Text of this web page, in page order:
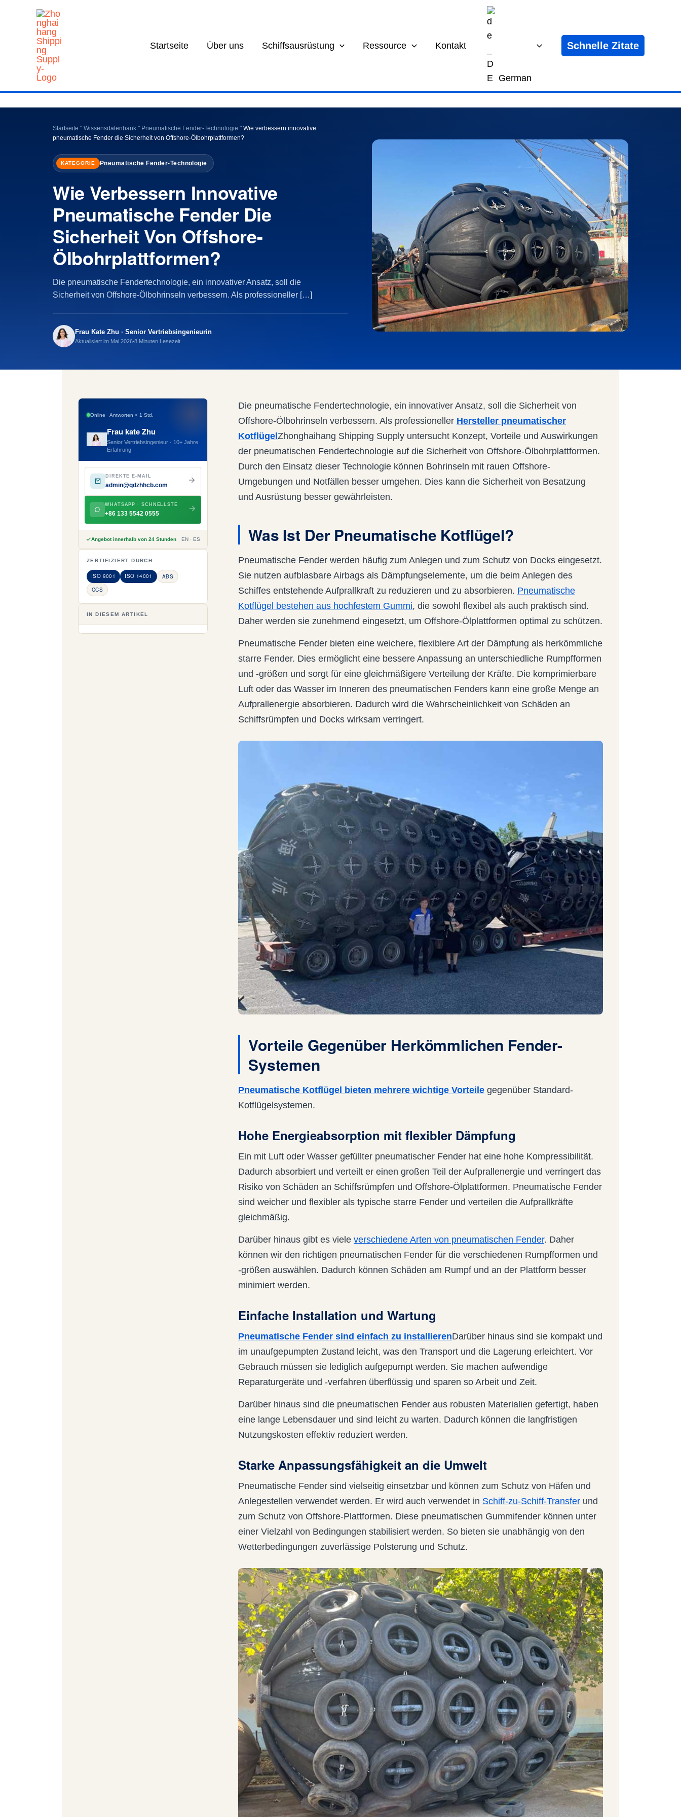
Startseite
Über uns Schiffsausrüstung Ressource Kontakt
German
Schnelle Zitate
Startseite " Wissensdatenbank " Pneumatische Fender-Technologie " Wie verbessern innovative
pneumatische Fender die Sicherheit von Offshore-Ölbohrplattformen?
KATEGORIE Pneumatische Fender-Technologie
Wie Verbessern Innovative
Pneumatische Fender Die
Sicherheit Von Offshore-
Ölbohrplattformen?
Die pneumatische Fendertechnologie, ein innovativer Ansatz, soll die
Sicherheit von Offshore-Ölbohrinseln verbessern. Als professioneller […]
Frau Kate Zhu · Senior Vertriebsingenieurin
Aktualisiert im Mai 2026 8 Minuten Lesezeit
Online · Antworten < 1 Std.
Frau kate Zhu
Senior Vertriebsingenieur · 10+ Jahre
Erfahrung
DIREKTE E-MAIL
admin@qdzhhcb.com
WHATSAPP · SCHNELLSTE
+86 133 5542 0555
Angebot innerhalb von 24 Stunden EN · ES
ZERTIFIZIERT DURCH
ISO 9001 ISO 14001
ABS
CCS
IN DIESEM ARTIKEL
Die pneumatische Fendertechnologie, ein innovativer Ansatz, soll die Sicherheit von
Offshore-Ölbohrinseln verbessern. Als professioneller Hersteller pneumatischer
Kotflügel Zhonghaihang Shipping Supply untersucht Konzept, Vorteile und Auswirkungen
der pneumatischen Fendertechnologie auf die Sicherheit von Offshore-Ölbohrplattformen.
Durch den Einsatz dieser Technologie können Bohrinseln mit rauen Offshore-
Umgebungen und Notfällen besser umgehen. Dies kann die Sicherheit von Besatzung
und Ausrüstung besser gewährleisten.
Was Ist Der Pneumatische Kotflügel?
Pneumatische Fender werden häufig zum Anlegen und zum Schutz von Docks eingesetzt.
Sie nutzen aufblasbare Airbags als Dämpfungselemente, um die beim Anlegen des
Schiffes entstehende Aufprallkraft zu reduzieren und zu absorbieren. Pneumatische
Kotflügel bestehen aus hochfestem Gummi, die sowohl flexibel als auch praktisch sind.
Daher werden sie zunehmend eingesetzt, um Offshore-Ölplattformen optimal zu schützen.
Pneumatische Fender bieten eine weichere, flexiblere Art der Dämpfung als herkömmliche
starre Fender. Dies ermöglicht eine bessere Anpassung an unterschiedliche Rumpfformen
und -größen und sorgt für eine gleichmäßigere Verteilung der Kräfte. Die komprimierbare
Luft oder das Wasser im Inneren des pneumatischen Fenders kann eine große Menge an
Aufprallenergie absorbieren. Dadurch wird die Wahrscheinlichkeit von Schäden an
Schiffsrümpfen und Docks wirksam verringert.
Vorteile Gegenüber Herkömmlichen Fender-
Systemen
Pneumatische Kotflügel bieten mehrere wichtige Vorteile gegenüber Standard-
Kotflügelsystemen.
Hohe Energieabsorption mit flexibler Dämpfung
Ein mit Luft oder Wasser gefüllter pneumatischer Fender hat eine hohe Kompressibilität.
Dadurch absorbiert und verteilt er einen großen Teil der Aufprallenergie und verringert das
Risiko von Schäden an Schiffsrümpfen und Offshore-Ölplattformen. Pneumatische Fender
sind weicher und flexibler als typische starre Fender und verteilen die Aufprallkräfte
gleichmäßig.
Darüber hinaus gibt es viele verschiedene Arten von pneumatischen Fender. Daher
können wir den richtigen pneumatischen Fender für die verschiedenen Rumpfformen und
-größen auswählen. Dadurch können Schäden am Rumpf und an der Plattform besser
minimiert werden.
Einfache Installation und Wartung
Pneumatische Fender sind einfach zu installierenDarüber hinaus sind sie kompakt und
im unaufgepumpten Zustand leicht, was den Transport und die Lagerung erleichtert. Vor
Gebrauch müssen sie lediglich aufgepumpt werden. Sie machen aufwendige
Reparaturgeräte und -verfahren überflüssig und sparen so Arbeit und Zeit.
Darüber hinaus sind die pneumatischen Fender aus robusten Materialien gefertigt, haben
eine lange Lebensdauer und sind leicht zu warten. Dadurch können die langfristigen
Nutzungskosten effektiv reduziert werden.
Starke Anpassungsfähigkeit an die Umwelt
Pneumatische Fender sind vielseitig einsetzbar und können zum Schutz von Häfen und
Anlegestellen verwendet werden. Er wird auch verwendet in Schiff-zu-Schiff-Transfer und
zum Schutz von Offshore-Plattformen. Diese pneumatischen Gummifender können unter
einer Vielzahl von Bedingungen stabilisiert werden. So bieten sie unabhängig von den
Wetterbedingungen zuverlässige Polsterung und Schutz.